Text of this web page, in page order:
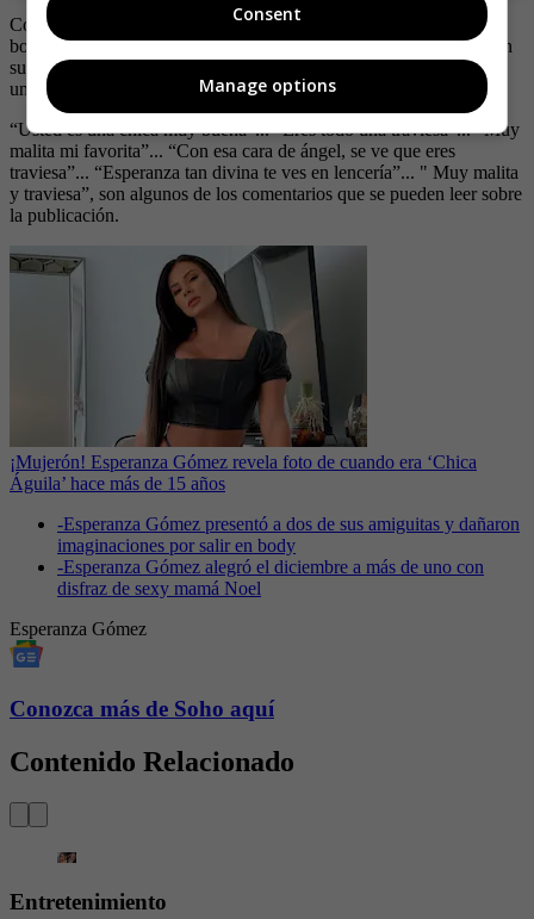
Con la foto, la modelo, además de dejar a más de un internauta
boquiabierto, provocó toda clase de opiniones en las que halagaron
su cuerpo, y le respondieron a su duda, manifestando que es todo
una traviesa.
“Usted es una chica muy buena”... “Eres todo una traviesa”... “Muy
malita mi favorita”... “Con esa cara de ángel, se ve que eres
traviesa”... “Esperanza tan divina te ves en lencería”... " Muy malita
y traviesa”, son algunos de los comentarios que se pueden leer sobre
la publicación.
¡Mujerón! Esperanza Gómez revela foto de cuando era ‘Chica
Águila’ hace más de 15 años
-Esperanza Gómez presentó a dos de sus amiguitas y dañaron
imaginaciones por salir en body
-Esperanza Gómez alegró el diciembre a más de uno con
disfraz de sexy mamá Noel
Esperanza Gómez
Conozca más de Soho aquí
Contenido Relacionado
Entretenimiento
Consent
Manage options